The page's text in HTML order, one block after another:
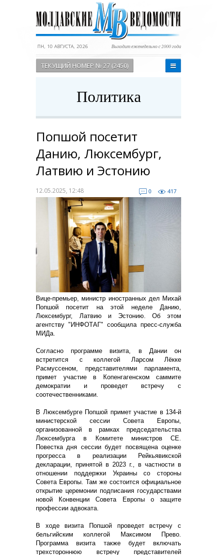
ПН, 10 АВГУСТА, 2026 Выходит еженедельно с 2000 года
ТЕКУЩИЙ НОМЕР № 27 (2450)
Политика
Попшой посетит
Данию, Люксембург,
Латвию и Эстонию
12.05.2025, 12:48 0 417
Вице-премьер, министр иностранных дел Михай
Попшой посетит на этой неделе Данию,
Люксембург, Латвию и Эстонию. Об этом
агентству "ИНФОТАГ" сообщила пресс-служба
МИДа.
Согласно программе визита, в Дании он
встретится с коллегой Ларсом Лёкке
Расмуссеном, представителями парламента,
примет участие в Копенгагенском саммите
демократии и проведет встречу с
соотечественниками.
В Люксембурге Попшой примет участие в 134-й
министерской сессии Совета Европы,
организованной в рамках председательства
Люксембурга в Комитете министров СЕ.
Повестка дня сессии будет посвящена оценке
прогресса в реализации Рейкьявикской
декларации, принятой в 2023 г., в частности в
отношении поддержки Украины со стороны
Совета Европы. Там же состоится официальное
открытие церемонии подписания государствами
новой Конвенции Совета Европы о защите
профессии адвоката.
В ходе визита Попшой проведет встречу с
бельгийским коллегой Максимом Прево.
Программа визита также будет включать
трехстороннюю встречу представителей